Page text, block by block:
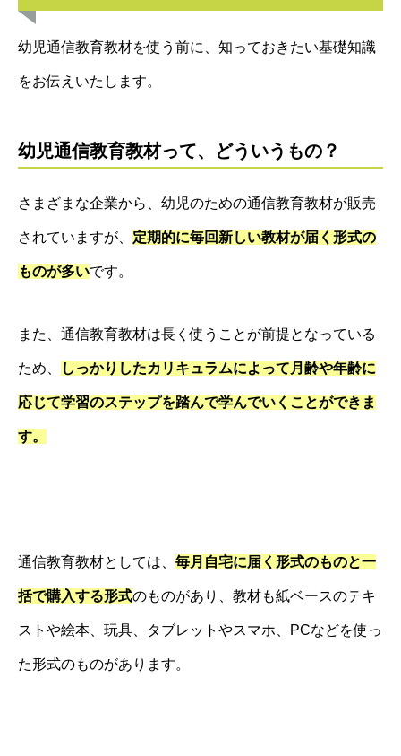
幼児通信教育教材を使う前に、知っておきたい基礎知識
をお伝えいたします。
幼児通信教育教材って、どういうもの？
さまざまな企業から、幼児のための通信教育教材が販売
されていますが、 定期的に毎回新しい教材が届く形式の
ものが多いです。
また、通信教育教材は長く使うことが前提となっている
ため、 しっかりしたカリキュラムによって月齢や年齢に
応じて学習のステップを踏んで学んでいくことができま
す。
通信教育教材としては、 毎月自宅に届く形式のものと一
括で購入する形式のものがあり、教材も紙ベースのテキ
ストや絵本、玩具、タブレットやスマホ、PCなどを使っ
た形式のものがあります。